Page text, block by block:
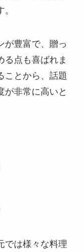
が豊富で、贈っ
る点も喜ばれま
ことから、話題
が非常に高いと
では様々な料理